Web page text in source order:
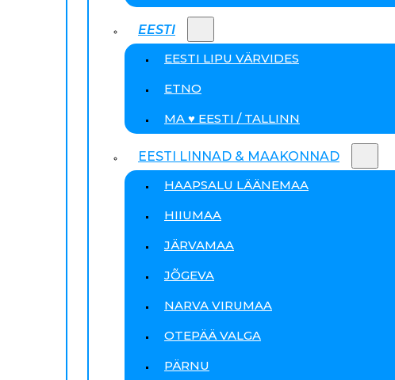
EESTI
EESTI LIPU VÄRVIDES
ETNO
MA ♥ EESTI / TALLINN
EESTI LINNAD & MAAKONNAD
HAAPSALU LÄÄNEMAA
HIIUMAA
JÄRVAMAA
JÕGEVA
NARVA VIRUMAA
OTEPÄÄ VALGA
PÄRNU